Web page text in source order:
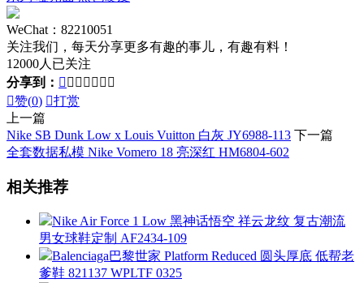
WeChat：82210051
关注我们，每天分享更多有趣的事儿，有趣有料！
12000人已关注
分享到：       
赞(0) 打赏
上一篇
Nike SB Dunk Low x Louis Vuitton 白灰 JY6988-113 下一篇
全套数据私模 Nike Vomero 18 亮深红 HM6804-602
相关推荐
Nike Air Force 1 Low 黑神话悟空 祥云龙纹 复古潮流
男女球鞋定制 AF2434-109
Balenciaga巴黎世家 Platform Reduced 圆头厚底 低帮老
爹鞋 821137 WPLTF 0325